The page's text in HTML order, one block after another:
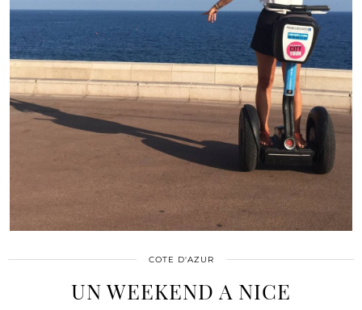
COTE D'AZUR
UN WEEKEND A NICE